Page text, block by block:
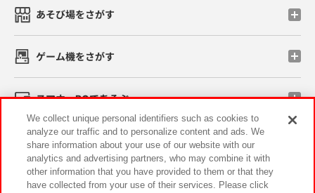
あそび場をさがす
ゲーム機をさがす
スマホ・PCであそぶ
イベント・キャンペーン
We collect unique personal identifiers such as cookies to
analyze our traffic and to personalize content and ads. We
share information about your use of our website with our
analytics and advertising partners, who may combine it with
other information that you have provided to them or that they
have collected from your use of their services. Please click